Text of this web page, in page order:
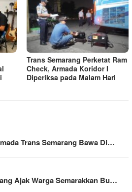
Trans Semarang Perketat Ram
Check, Armada Koridor I
Diperiksa pada Malam Hari
Trans Semarang Bawa Di…
Ajak Warga Semarakkan Bu…